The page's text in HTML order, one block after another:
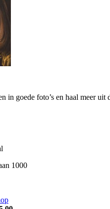
in goede foto’s en haal meer
1000